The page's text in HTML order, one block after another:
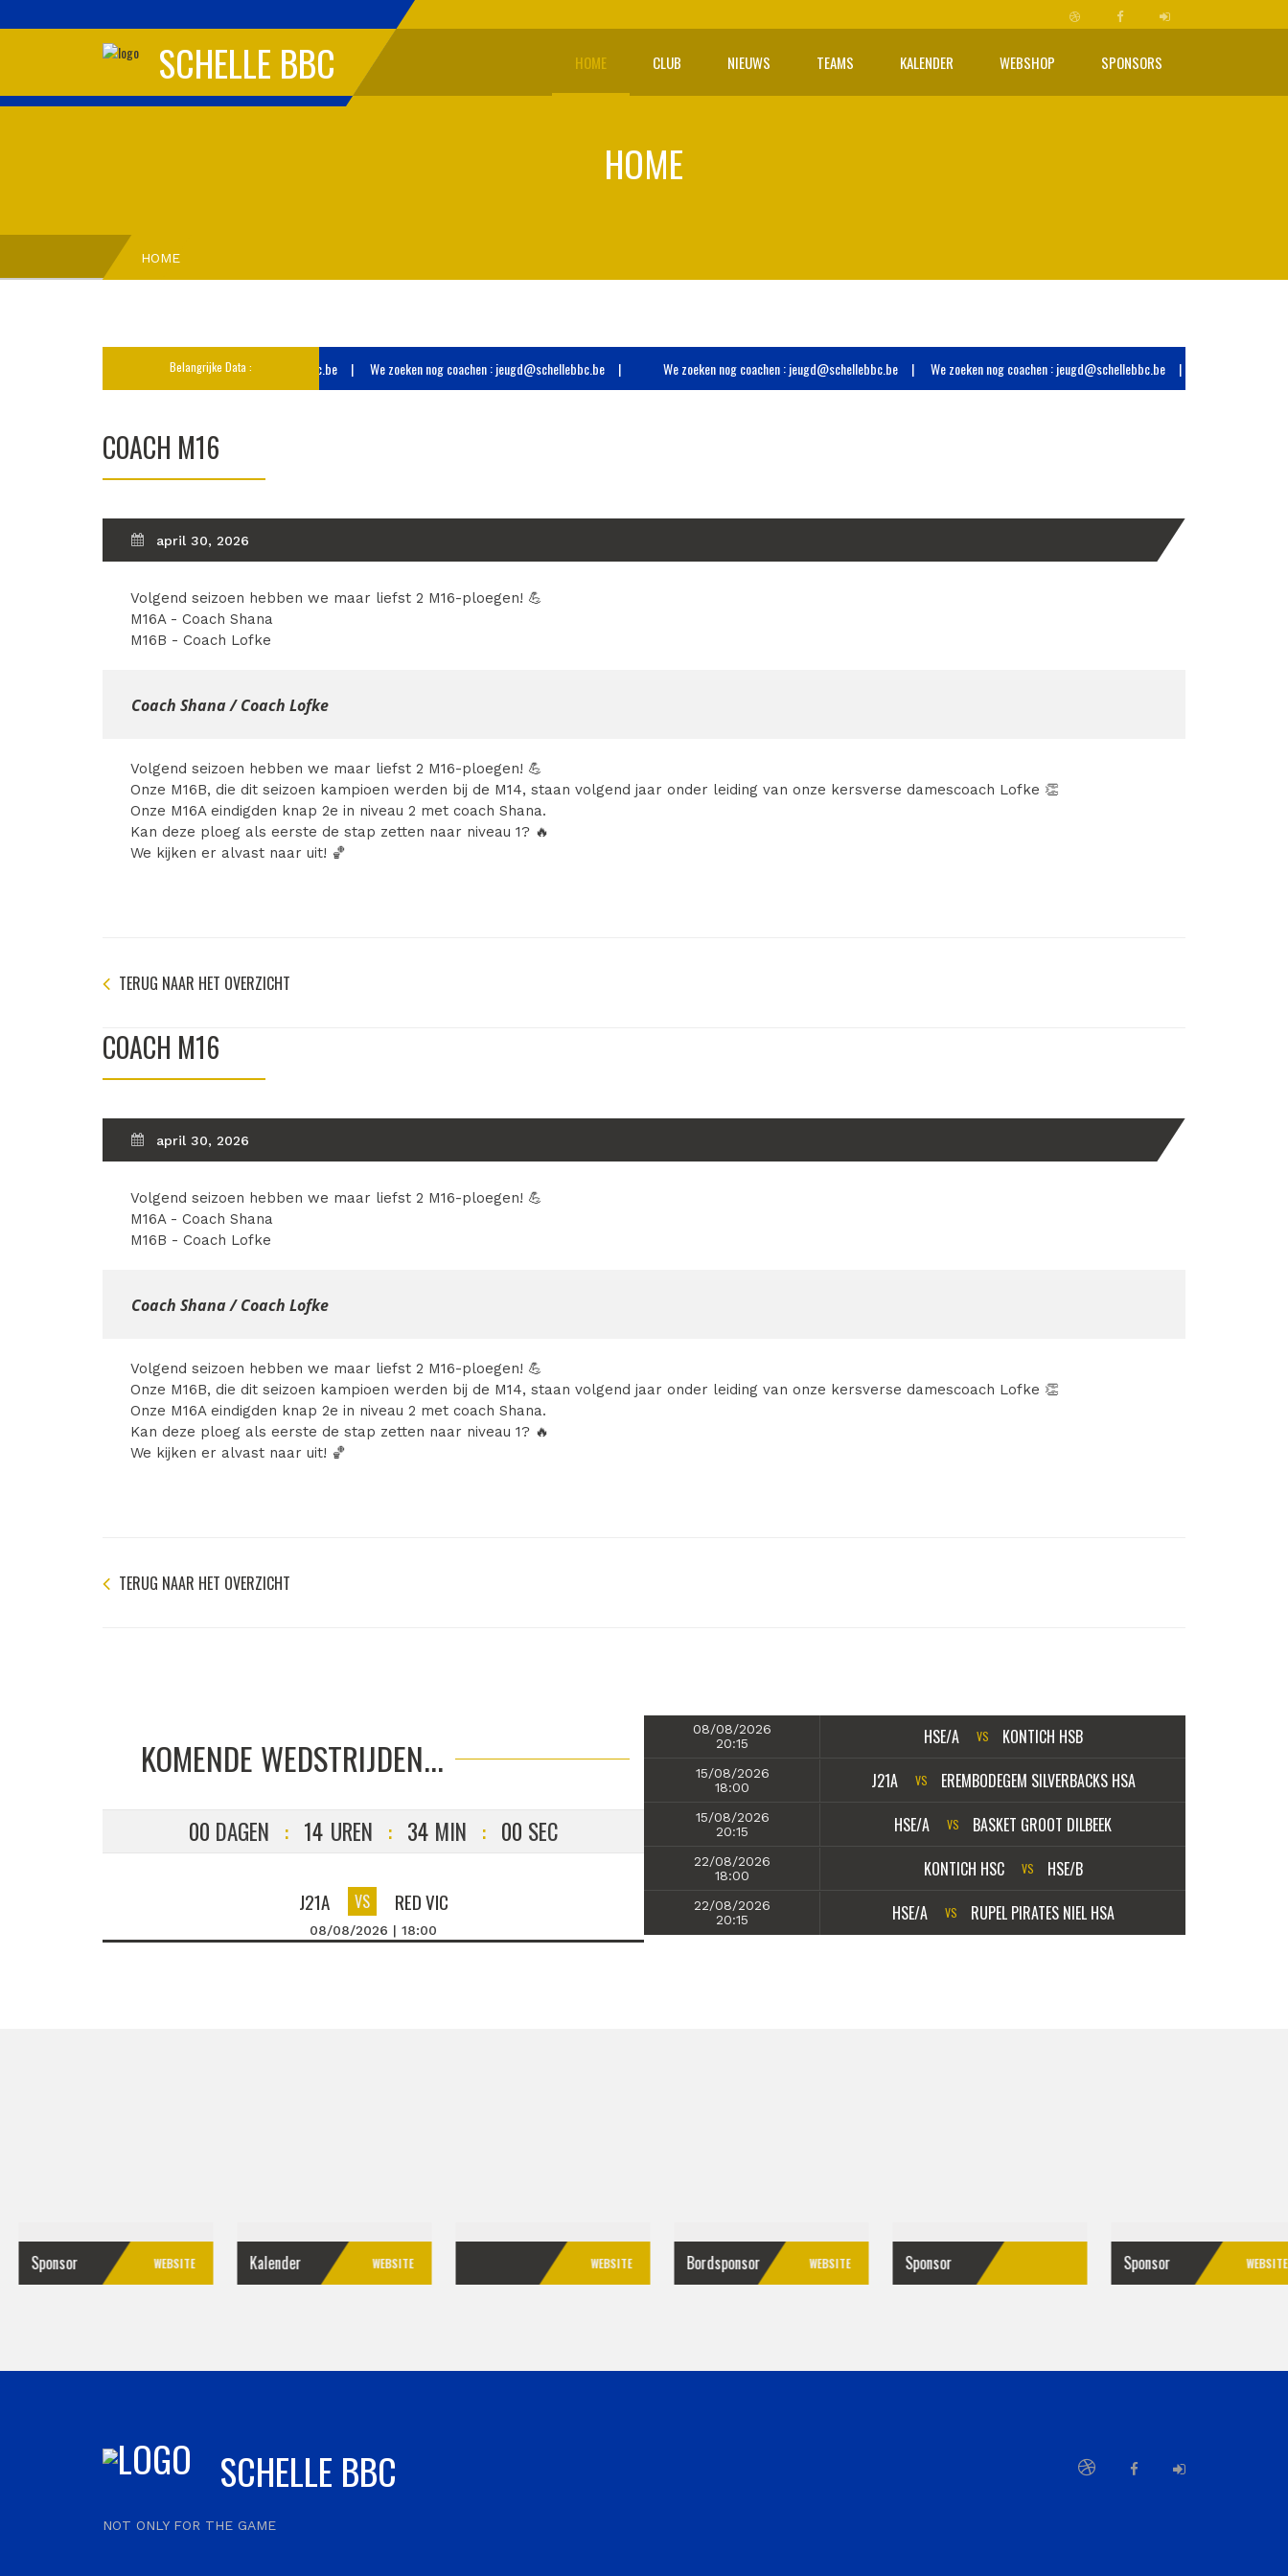
SCHELLE BBC HOME CLUB NIEUWS TEAMS KALENDER WEBSHOP SPONSORS
HOME
HOME
Belangrijke Data :
We zoeken nog coachen : jeugd@schellebbc.be We zoeken nog coachen : jeugd@schellebbc.be We zoeken nog coachen : jeugd@schellebbc.be We zoeken nog coachen : jeugd@schellebbc.be
COACH M16
april 30, 2026
Volgend seizoen hebben we maar liefst 2 M16-ploegen! 💪
M16A - Coach Shana
M16B - Coach Lofke
Coach Shana / Coach Lofke
Volgend seizoen hebben we maar liefst 2 M16-ploegen! 💪
Onze M16B, die dit seizoen kampioen werden bij de M14, staan volgend jaar onder leiding van onze kersverse damescoach Lofke 👏
Onze M16A eindigden knap 2e in niveau 2 met coach Shana.
Kan deze ploeg als eerste de stap zetten naar niveau 1? 🔥
We kijken er alvast naar uit! 🏀
TERUG NAAR HET OVERZICHT
COACH M16
april 30, 2026
Volgend seizoen hebben we maar liefst 2 M16-ploegen! 💪
M16A - Coach Shana
M16B - Coach Lofke
Coach Shana / Coach Lofke
Volgend seizoen hebben we maar liefst 2 M16-ploegen! 💪
Onze M16B, die dit seizoen kampioen werden bij de M14, staan volgend jaar onder leiding van onze kersverse damescoach Lofke 👏
Onze M16A eindigden knap 2e in niveau 2 met coach Shana.
Kan deze ploeg als eerste de stap zetten naar niveau 1? 🔥
We kijken er alvast naar uit! 🏀
TERUG NAAR HET OVERZICHT
KOMENDE WEDSTRIJDEN...
00 DAGEN : 14 UREN : 34 MIN : 00 SEC
J21A VS RED VIC
08/08/2026 | 18:00
08/08/2026
20:15
HSE/A VS KONTICH HSB
15/08/2026
18:00
J21A VS EREMBODEGEM SILVERBACKS HSA
15/08/2026
20:15
HSE/A VS BASKET GROOT DILBEEK
22/08/2026
18:00
KONTICH HSC VS HSE/B
22/08/2026
20:15
HSE/A VS RUPEL PIRATES NIEL HSA
Bordsponsor WEBSITE Sponsor Sponsor WEBSITE Kalender
WEBSITE Kalender WEBSITE
SCHELLE BBC
NOT ONLY FOR THE GAME